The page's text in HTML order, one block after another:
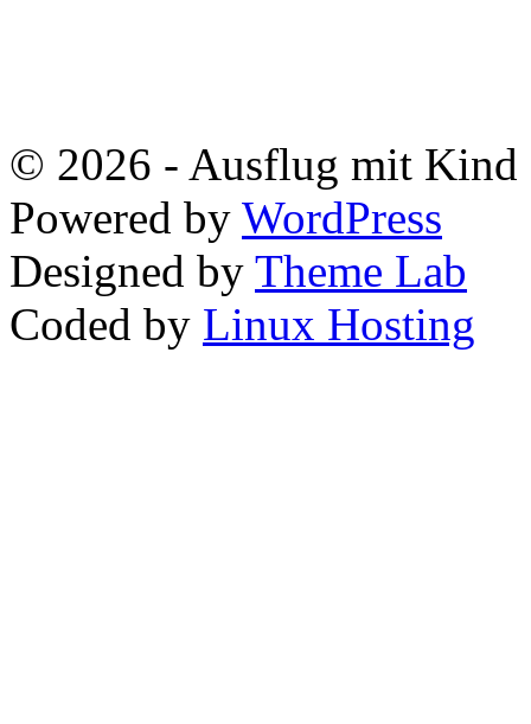
© 2026 - Ausflug mit Kind
Powered by WordPress
Designed by Theme Lab
Coded by Linux Hosting